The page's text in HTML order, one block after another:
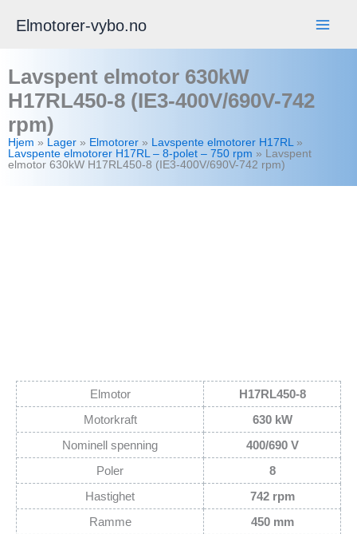
rett
innholdet
Elmotorer-vybo.no
Lavspent elmotor 630kW
H17RL450-8 (IE3-400V/690V-742
rpm)
Hjem » Lager » Elmotorer » Lavspente elmotorer H17RL »
Lavspente elmotorer H17RL – 8-polet – 750 rpm » Lavspent
elmotor 630kW H17RL450-8 (IE3-400V/690V-742 rpm)
Elmotor
H17RL450-8
Motorkraft
630 kW
Nominell spenning
400/690 V
Poler
8
Hastighet
742 rpm
Ramme
450 mm